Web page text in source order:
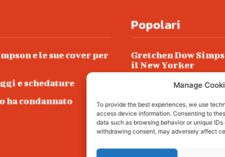
Manage
To provide the best experiences, we use
access device information. Consenting to
data such as browsing behavior or unique
withdrawing consent, may adversely affect
e le sue cover per
e schedature
ha condannato
Popolari
Gretchen Dow
il New Yorker
Ancora dossieraggi
Podlech, il Cile lo ha
all’ergastolo
Era ubriaca…